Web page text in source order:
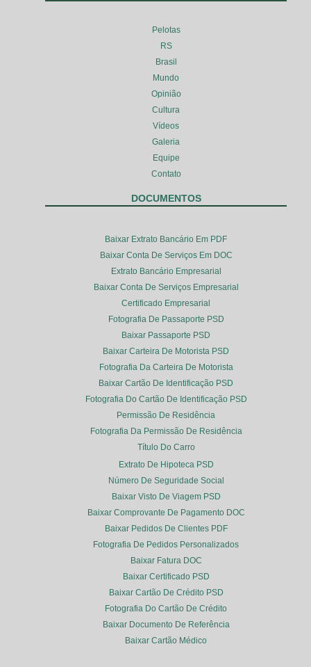
Pelotas
RS
Brasil
Mundo
Opinião
Cultura
Vídeos
Galeria
Equipe
Contato
DOCUMENTOS
Baixar Extrato Bancário Em PDF
Baixar Conta De Serviços Em DOC
Extrato Bancário Empresarial
Baixar Conta De Serviços Empresarial
Certificado Empresarial
Fotografia De Passaporte PSD
Baixar Passaporte PSD
Baixar Carteira De Motorista PSD
Fotografia Da Carteira De Motorista
Baixar Cartão De Identificação PSD
Fotografia Do Cartão De Identificação PSD
Permissão De Residência
Fotografia Da Permissão De Residência
Título Do Carro
Extrato De Hipoteca PSD
Número De Seguridade Social
Baixar Visto De Viagem PSD
Baixar Comprovante De Pagamento DOC
Baixar Pedidos De Clientes PDF
Fotografia De Pedidos Personalizados
Baixar Fatura DOC
Baixar Certificado PSD
Baixar Cartão De Crédito PSD
Fotografia Do Cartão De Crédito
Baixar Documento De Referência
Baixar Cartão Médico